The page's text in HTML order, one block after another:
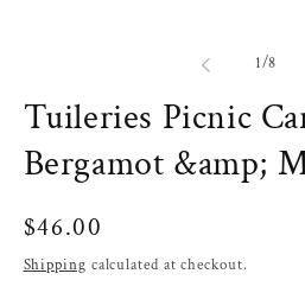
1/of
8
Tuileries Picnic
Bergamot &amp;
$46.00
Shipping calculated at checkout.